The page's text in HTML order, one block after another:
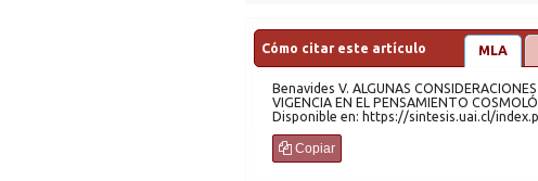
Cómo citar este artículo MLA
Benavides V. ALGUNAS CONSIDERACIONES SOBRE LA VISIÓN AGUSTINIANA DEL UNIVERSO Y SU
VIGENCIA EN EL PENSAMIENTO
Copiar